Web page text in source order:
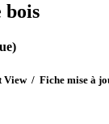
bois
View / Fiche mise à